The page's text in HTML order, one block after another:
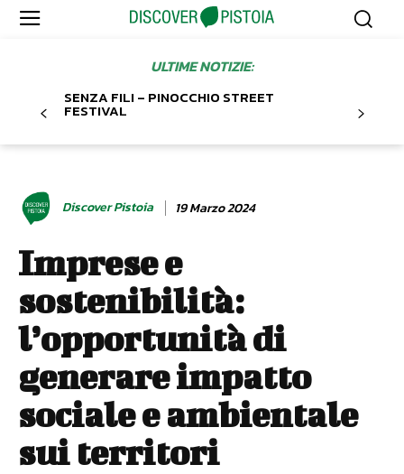
ULTIME NOTIZIE:
SENZA FILI – PINOCCHIO STREET
FESTIVAL
Discover Pistoia 19 Marzo 2024
Imprese e
sostenibilità:
l’opportunità di
generare impatto
sociale e ambientale
sui territori